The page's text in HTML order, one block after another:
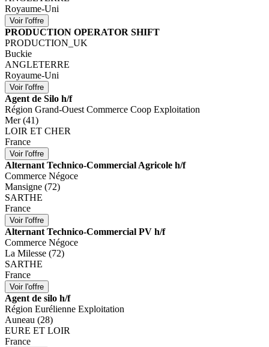
Royaume-Uni
PRODUCTION OPERATOR SHIFT
PRODUCTION_UK
Buckie
ANGLETERRE
Royaume-Uni
Agent de Silo h/f
Région Grand-Ouest Commerce Coop Exploitation
Mer (41)
LOIR ET CHER
France
Alternant Technico-Commercial Agricole h/f
Commerce Négoce
Mansigne (72)
SARTHE
France
Alternant Technico-Commercial PV h/f
Commerce Négoce
La Milesse (72)
SARTHE
France
Agent de silo h/f
Région Eurélienne Exploitation
Auneau (28)
EURE ET LOIR
France